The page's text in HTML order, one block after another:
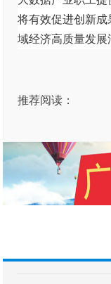
将有效促进创新
域经济高质量发展
推荐阅读：